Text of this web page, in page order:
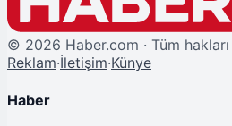
© 2026 Haber.com · Tüm hakları
Reklam·İletişim·Künye
Haber